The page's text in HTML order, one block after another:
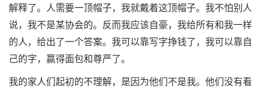
解释了。人需要一顶帽子，我就戴着这顶帽子。我不怕别人
说，我不是某协会的。反而我应该自豪，我给所有和我一样
的人，给出了一个答案。我可以靠写字挣钱了，我可以靠自
己的字，赢得面包和尊严了。
我的家人们起初的不理解，是因为他们不是我。他们没有看